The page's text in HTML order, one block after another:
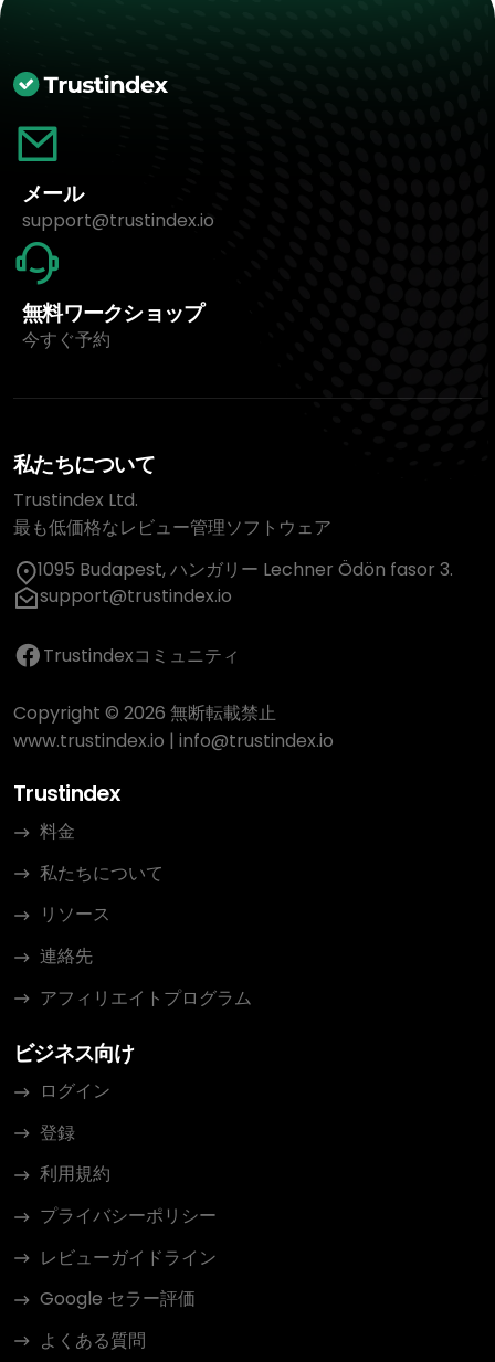
メール
support@trustindex.io
無料ワークショップ
今すぐ予約
私たちについて
Trustindex Ltd.
最も低価格なレビュー管理ソフトウェア
1095 Budapest, ハンガリー Lechner Ödön fasor 3.
support@trustindex.io
Trustindexコミュニティ
Copyright © 2026 無断転載禁止
www.trustindex.io | info@trustindex.io
Trustindex
料金
私たちについて
リソース
連絡先
アフィリエイトプログラム
ビジネス向け
ログイン
登録
利用規約
プライバシーポリシー
レビューガイドライン
Google セラー評価
よくある質問